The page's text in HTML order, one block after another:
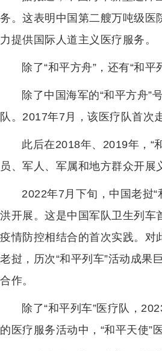
务。这表明中国第二艘万吨级医
力提供国际人道主义医疗服务。
除了“和平方舟”，还有“和平
除了中国海军的“和平方舟”
队。2017年7月，该医疗队首次
此后在2018年、2019年，“
员、军人、军属和地方群众开展
2022年7月下旬，中国老挝
洪开展。这是中国军队卫生列车
疫情防控相结合的首次实践。对
老挝，历次“和平列车”活动成果
合作。
除了“和平列车”医疗队，
的医疗服务活动中，“和平天使”